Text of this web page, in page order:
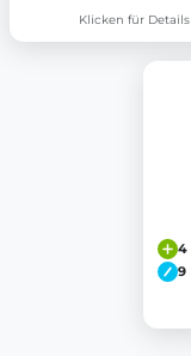
Klicken für Details
4
9